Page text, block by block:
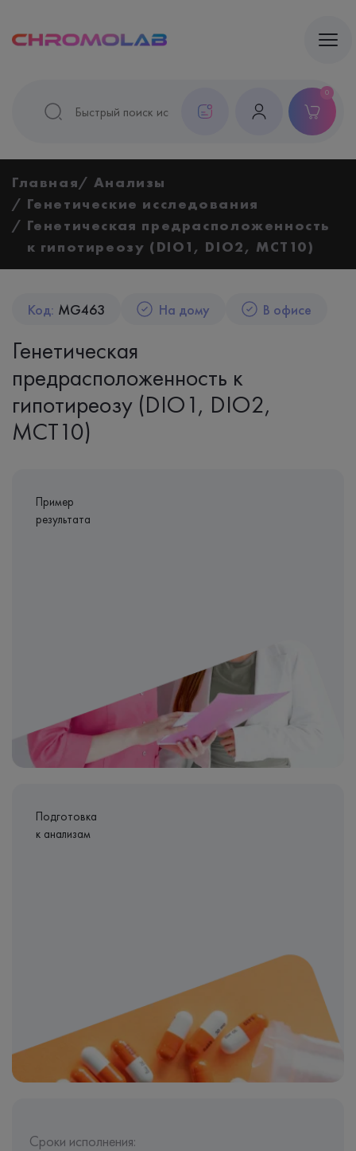
0
Главная
Анализы
Генетические исследования
Генетическая предрасположенность
к гипотиреозу (DIO1, DIO2, MCT10)
Код: MG463 На дому В офисе
Генетическая
предрасположенность к
гипотиреозу (DIO1, DIO2,
MCT10)
Пример
результата
Подготовка
к анализам
Сроки исполнения: